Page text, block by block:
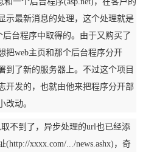
示最新消息的处理，这个处理就是
后台程序中取得的。由于又购买了
把web主页和那个后台程序分开
到了新的服务器上。不过这个项目
开发的，也就由他来把程序分开部
改动。
不到了，异步处理的url也已经添
(http://xxxx.com/.../news.ashx)，奇